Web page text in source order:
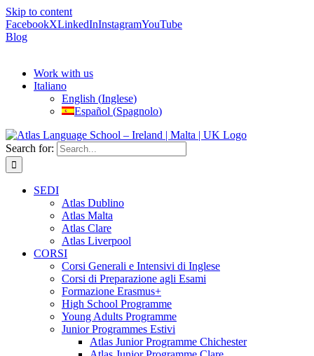
Skip to content
FacebookXLinkedInInstagramYouTube
Blog
Work with us
Italiano
English (Inglese)
Español (Spagnolo)
Search for:
SEDI
Atlas Dublino
Atlas Malta
Atlas Clare
Atlas Liverpool
CORSI
Corsi Generali e Intensivi di Inglese
Corsi di Preparazione agli Esami
Formazione Erasmus+
High School Programme
Young Adults Programme
Junior Programmes Estivi
Atlas Junior Programme Chichester